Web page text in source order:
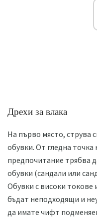
Дрехи за влака
На първо място, струва
обувки. От гледна
предпочитание трябва
обувки (сандали или
Обувки с високи токове
бъдат неподходящи и
да имате чифт